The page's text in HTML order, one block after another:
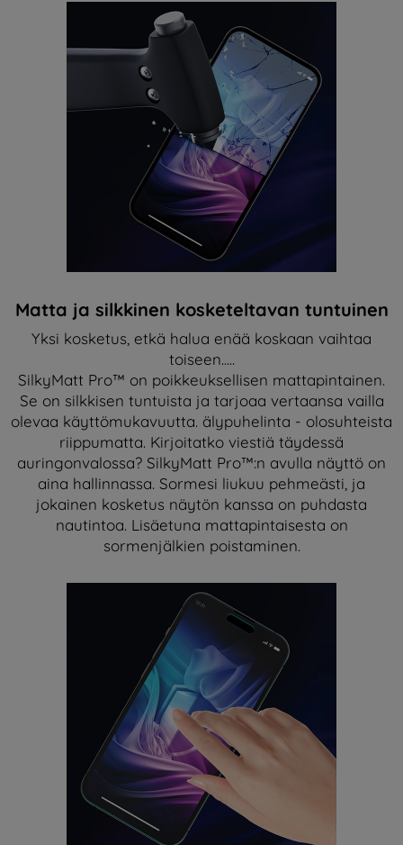
Matta ja silkkinen kosketeltavan tuntuinen
Yksi kosketus, etkä halua enää koskaan vaihtaa
toiseen.....
SilkyMatt Pro™ on poikkeuksellisen mattapintainen.
Se on silkkisen tuntuista ja tarjoaa vertaansa vailla
olevaa käyttömukavuutta. älypuhelinta - olosuhteista
riippumatta. Kirjoitatko viestiä täydessä
auringonvalossa? SilkyMatt Pro™:n avulla näyttö on
aina hallinnassa. Sormesi liukuu pehmeästi, ja
jokainen kosketus näytön kanssa on puhdasta
nautintoa. Lisäetuna mattapintaisesta on
sormenjälkien poistaminen.